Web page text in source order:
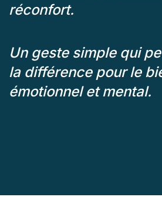
réconfort.
Un geste simple qui
la différence pour le
émotionnel et mental.